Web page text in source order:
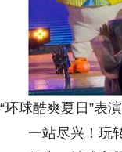
“环球酷爽夏日”表
一站尽兴！玩